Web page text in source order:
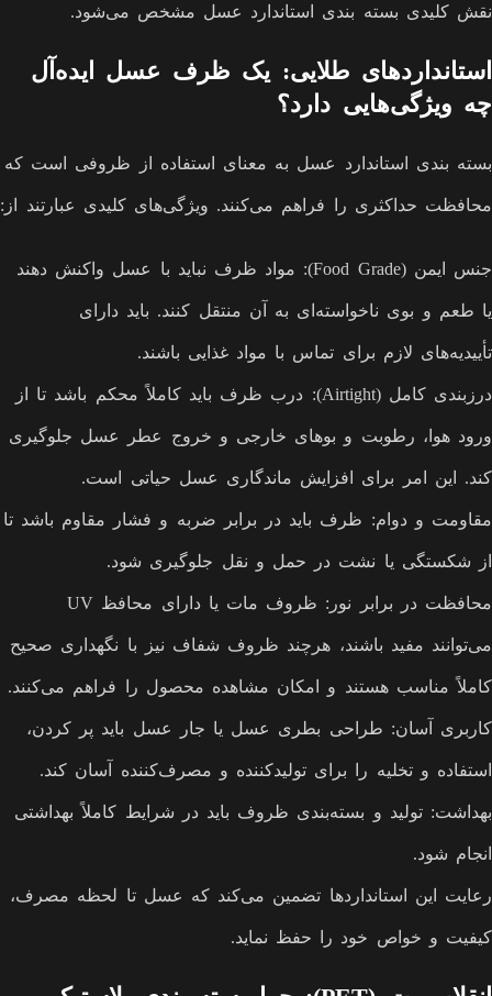
نقش کلیدی بسته بندی استاندارد عسل مشخص می‌شود.
استانداردهای طلایی: یک ظرف عسل ایده‌آل
چه ویژگی‌هایی دارد؟
بسته بندی استاندارد عسل به معنای استفاده از ظروفی است که
محافظت حداکثری را فراهم می‌کنند. ویژگی‌های کلیدی عبارتند از:
جنس ایمن (Food Grade): مواد ظرف نباید با عسل واکنش دهند
یا طعم و بوی ناخواسته‌ای به آن منتقل کنند. باید دارای
تأییدیه‌های لازم برای تماس با مواد غذایی باشند.
درزبندی کامل (Airtight): درب ظرف باید کاملاً محکم باشد تا از
ورود هوا، رطوبت و بوهای خارجی و خروج عطر عسل جلوگیری
کند. این امر برای افزایش ماندگاری عسل حیاتی است.
مقاومت و دوام: ظرف باید در برابر ضربه و فشار مقاوم باشد تا
از شکستگی یا نشت در حمل و نقل جلوگیری شود.
محافظت در برابر نور: ظروف مات یا دارای محافظ UV
می‌توانند مفید باشند، هرچند ظروف شفاف نیز با نگهداری صحیح
کاملاً مناسب هستند و امکان مشاهده محصول را فراهم می‌کنند.
کاربری آسان: طراحی بطری عسل یا جار عسل باید پر کردن،
استفاده و تخلیه را برای تولیدکننده و مصرف‌کننده آسان کند.
بهداشت: تولید و بسته‌بندی ظروف باید در شرایط کاملاً بهداشتی
انجام شود.
رعایت این استانداردها تضمین می‌کند که عسل تا لحظه مصرف،
کیفیت و خواص خود را حفظ نماید.